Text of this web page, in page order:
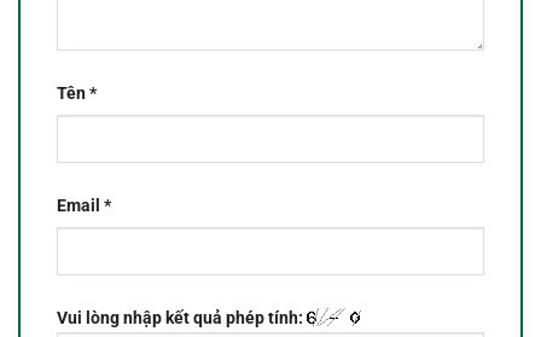
Tên*
Email *
Vui lòng nhập kết quả phép tính: